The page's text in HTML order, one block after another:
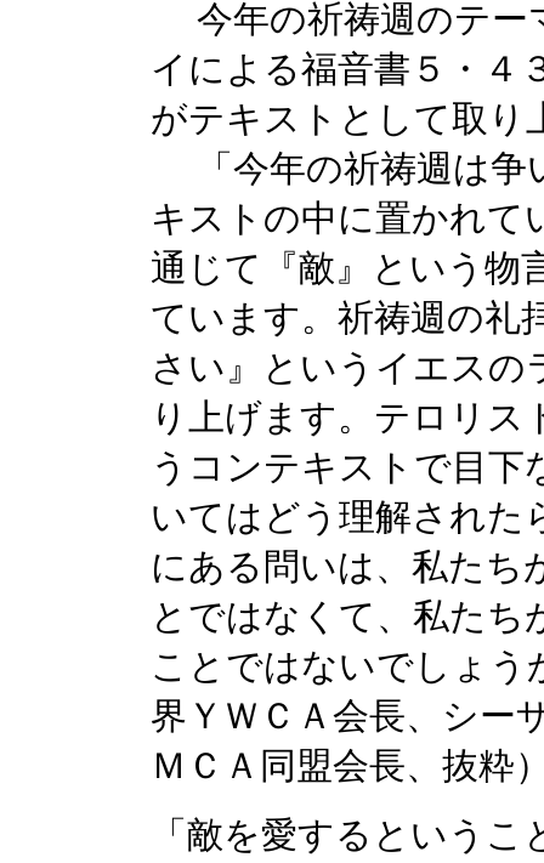
今年の祈祷週のテー
イによる福音書５・４
がテキストとして取り
「今年の祈祷週は争
キストの中に置かれて
通じて『敵』という物
ています。祈祷週の礼
さい』というイエスの
り上げます。テロリ
うコンテキストで目下
いてはどう理解された
にある問いは、私たち
とではなくて、私たち
ことではないでしょう
界ＹＷＣＡ会長、シー
ＭＣＡ同盟会長、抜粋
「敵を愛するという